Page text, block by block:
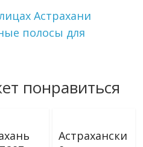
Астрахани
полосы для
понравиться
Астрахански